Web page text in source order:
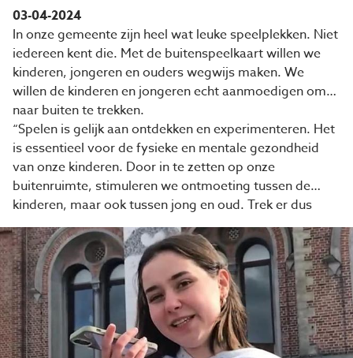
03-04-2024
In onze gemeente zijn heel wat leuke speelplekken. Niet
iedereen kent die. Met de buitenspeelkaart willen we
kinderen, jongeren en ouders wegwijs maken. We
willen de kinderen en jongeren echt aanmoedigen om
naar buiten te trekken.
“Spelen is gelijk aan ontdekken en experimenteren. Het
is essentieel voor de fysieke en mentale gezondheid
van onze kinderen. Door in te zetten op onze
buitenruimte, stimuleren we ontmoeting tussen de
kinderen, maar ook tussen jong en oud. Trek er dus
gerust op uit. Er is altijd wel een speelplek in je buurt."